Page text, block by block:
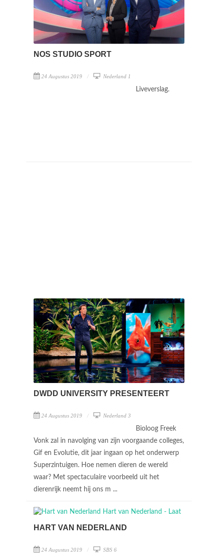
NOS STUDIO SPORT
24 Augustus 2019 Nederland 1
Liveverslag.
DWDD UNIVERSITY PRESENTEERT
24 Augustus 2019 Nederland 3
Bioloog Freek
Vonk zal in navolging van zijn voorgaande colleges,
Gif en Evolutie, dit jaar ingaan op het onderwerp
Superzintuigen. Hoe nemen dieren de wereld
waar? Met spectaculaire voorbeeld uit het
dierenrijk neemt hij ons m ...
HART VAN NEDERLAND
24 Augustus 2019 SBS 6